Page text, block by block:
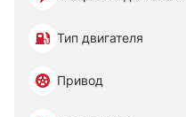
Тип двигателя
Привод